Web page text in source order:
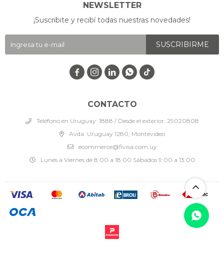
CONTACTO
Teléfono en Uruguay: 1888 / Desde el exterior: 29020808
Avda. Uruguay 1280, Montevideo
ecommerce@fivisa.com.uy
Lunes a Viernes de 8:00 a 18:00 Sábados 9:00 a 13:00
NEWSLETTER
¡Suscribite y recibí todas nuestras novedades!
SUSCRIBIRME
   